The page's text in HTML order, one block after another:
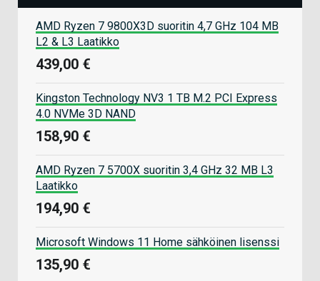
AMD Ryzen 7 9800X3D suoritin 4,7 GHz 104 MB
L2 & L3 Laatikko
439,00 €
Kingston Technology NV3 1 TB M.2 PCI Express
4.0 NVMe 3D NAND
158,90 €
AMD Ryzen 7 5700X suoritin 3,4 GHz 32 MB L3
Laatikko
194,90 €
Microsoft Windows 11 Home sähköinen lisenssi
135,90 €